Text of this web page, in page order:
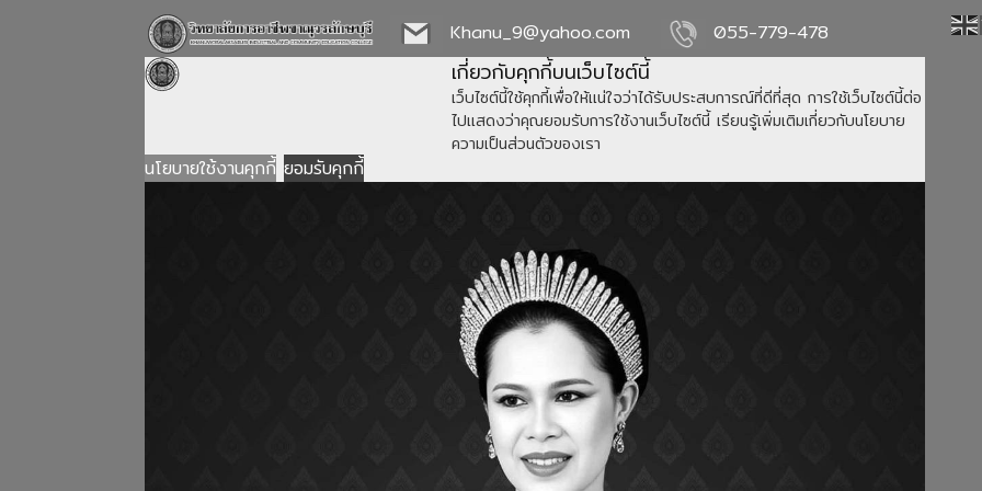
Khanu_9@yahoo.com 055-779-478
เกี่ยวกับคุกกี้บนเว็บไซต์นี้
เว็บไซต์นี้ใช้คุกกี้เพื่อให้แน่ใจว่าได้รับประสบการณ์ที่ดีที่สุด การใช้เว็บไซต์นี้ต่อ
ไปแสดงว่าคุณยอมรับการใช้งานเว็บไซต์นี้ เรียนรู้เพิ่มเติมเกี่ยวกับนโยบาย
ความเป็นส่วนตัวของเรา
นโยบายใช้งานคุกกี้ ยอมรับคุกกี้